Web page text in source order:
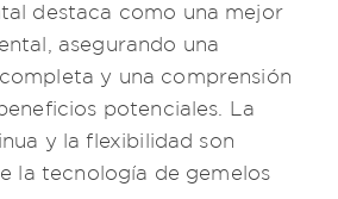
destaca como una mejor
asegurando una
y una comprensión
potenciales. La
y la flexibilidad son
la tecnología de gemelos